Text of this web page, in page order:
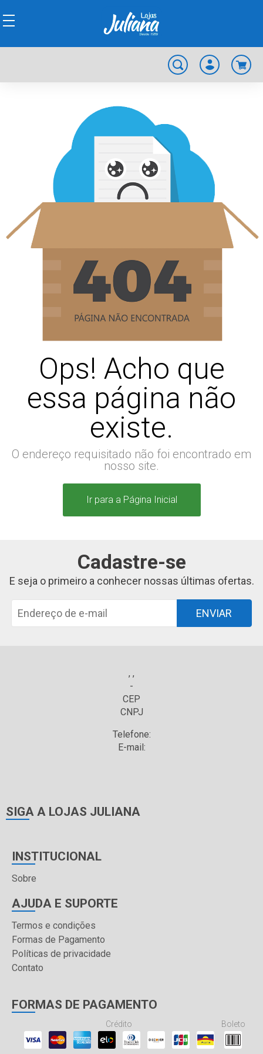
Ops! Acho que
essa página não
existe.
O endereço requisitado não foi encontrado em
nosso site.
Ir para a Página Inicial
Cadastre-se
E seja o primeiro a conhecer nossas últimas ofertas.
ENVIAR
, ,
-
CEP
CNPJ
Telefone:
E-mail:
SIGA A LOJAS JULIANA
INSTITUCIONAL
Sobre
AJUDA E SUPORTE
Termos e condições
Formas de Pagamento
Políticas de privacidade
Contato
FORMAS DE PAGAMENTO
Crédito Boleto